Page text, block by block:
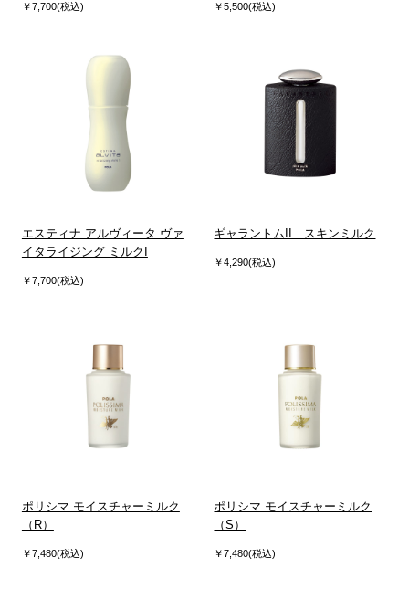
￥7,700(税込) ￥5,500(税込)
エスティナ アルヴィータ ヴァ
イタライジング ミルクI
￥7,700(税込)
ギャラントムII スキンミルク
￥4,290(税込)
ポリシマ モイスチャーミルク
（R）
￥7,480(税込)
ポリシマ モイスチャーミルク
（S）
￥7,480(税込)